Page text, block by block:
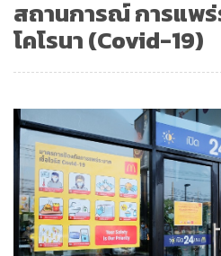
สถานการณ์ การแพร่
โคโรนา (Covid-19)